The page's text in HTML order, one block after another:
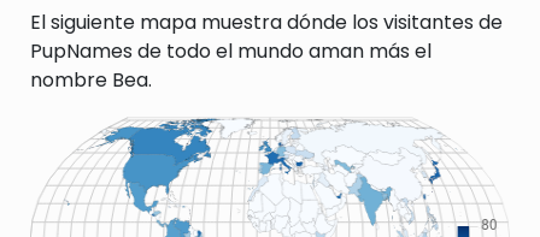
El siguiente mapa muestra dónde los visitantes de
PupNames de todo el mundo aman más el
nombre Bea.